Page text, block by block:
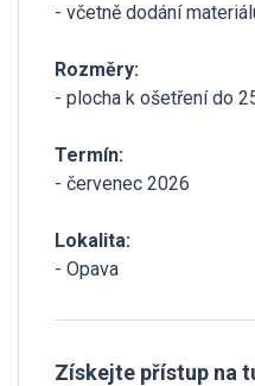
- včetně dodání
Rozměry:
- plocha k ošetření do
Termín:
- červenec 2026
Lokalita:
- Opava
Získejte přístup na